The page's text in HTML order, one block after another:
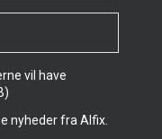
vil have
nyheder fra Alfix.